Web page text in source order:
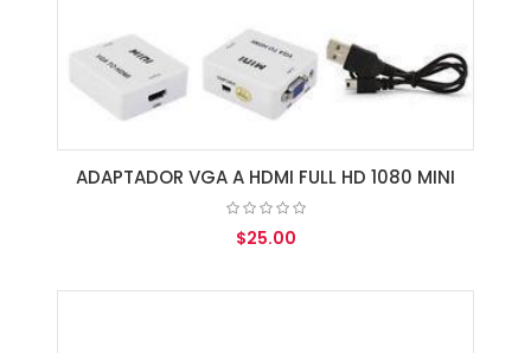
ADAPTADOR VGA A HDMI FULL HD 1080 MINI
$25.00